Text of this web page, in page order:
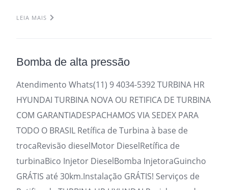
LEIA MAIS
Bomba de alta pressão
Atendimento Whats(11) 9 4034-5392 TURBINA HR
HYUNDAI TURBINA NOVA OU RETIFICA DE TURBINA
COM GARANTIADESPACHAMOS VIA SEDEX PARA
TODO O BRASIL Retífica de Turbina à base de
trocaRevisão dieselMotor DieselRetífica de
turbinaBico Injetor DieselBomba InjetoraGuincho
GRÁTIS até 30km.Instalação GRÁTIS! Serviços de